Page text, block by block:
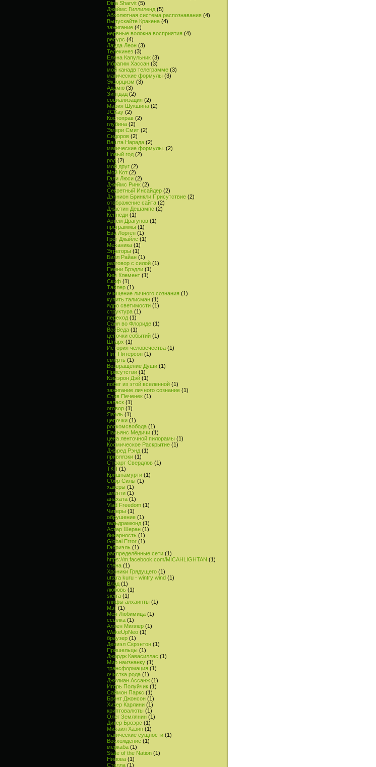
Dina Sharvit (5)
Джеймс Гиллиленд (5)
Абсолютная система распознавания (4)
Выпускайте Кракена (4)
зажигание (4)
нервные волокна восприятия (4)
ресурс (4)
Лауда Леон (3)
Телекинез (3)
Елена Капульник (3)
Ибрагим Хассан (3)
мой канадв телеграмме (3)
магические формулы (3)
Экзорцизм (3)
Адамю (3)
Зингдад (2)
социализация (2)
Мария Шукшина (2)
JCKay (2)
Костоправ (2)
глубина (2)
Эмери Смит (2)
Сидоров (2)
Вашта Нарада (2)
магические формулы. (2)
Новый год (2)
род (2)
мой друг (2)
Мой Кот (2)
Гали Люси (2)
Джеймс Ринк (2)
Секретный Инсайдер (2)
Дэннион Бринкли Присутствие (2)
отображение сайта (2)
Джастин Дешампс (2)
Кеннеди (1)
Артём Драгунов (1)
программы (1)
Ева Лорген (1)
Грег Джайлс (1)
Механика (1)
Эгрегоры (1)
Билл Райан (1)
разговор с силой (1)
Пенни Брэдли (1)
Ким Клемент (1)
Скиф (1)
Тайлер (1)
очищение личного сознания (1)
купить талисман (1)
ядро светимости (1)
структура (1)
переход (1)
Саня во Флориде (1)
ВсеВеда (1)
цепочки событий (1)
Шнарх (1)
История человечества (1)
Пит Питерсон (1)
смерть (1)
Возвращение Души (1)
Присутстви (1)
Кэмэрон Дэй (1)
побег из этой вселенной (1)
зажигание личного сознание (1)
Стив Печенек (1)
каласк (1)
оговор (1)
Яаэль (1)
цепочки (1)
роскомсвобода (1)
Пасьянс Медичи (1)
цена ленточной пилорамы (1)
Космическое Раскрытие (1)
Джаред Рэнд (1)
привяязки (1)
Стюарт Свердлов (1)
ТКП (1)
Кришнамурти (1)
Сбор Силы (1)
хакеры (1)
аменти (1)
анахата (1)
Vlad Freedom (1)
Читеры (1)
обрушение (1)
гальдрамюнд (1)
Астар Шеран (1)
бинарность (1)
Global Error (1)
Габриэль (1)
распределённые сети (1)
https://m.facebook.com/MICAHLIGHTAN (1)
стена (1)
Хроники Грядущего (1)
uttara kuru - wintry wind (1)
Влад (1)
любовь (1)
sierra (1)
глифы алхаинты (1)
Мэг (1)
Моя Любимица (1)
ссылка (1)
Аллен Миллер (1)
WakeUpNeo (1)
браузер (1)
Дениэл Скрэнтон (1)
Пришельцы (1)
Джордж Кавасиллас (1)
Мир наизнанку (1)
трансформация (1)
очистка рода (1)
Джулиан Ассанж (1)
Игорь Полуйчик (1)
Саймон Паркс (1)
Брент Джонсон (1)
Хизер Карлини (1)
криптовалюты (1)
Олег Землянин (1)
Дитер Броэрс (1)
Михаил Хазин (1)
магические сущности (1)
Восхождение (1)
меркаба (1)
State of the Nation (1)
Нилова (1)
Стелла (1)